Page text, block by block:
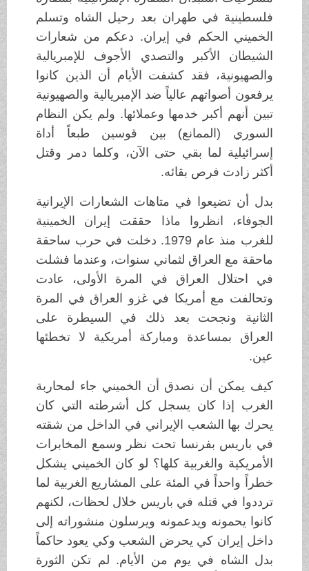
فلسطينية في طهران بعد رحيل الشاه وتسلم
الخميني الحكم في إيران. دعكم من شعارات
الشيطان الأكبر والتصدي الأجوف للإمبريالية
والصهيونية، فقد كشفت الأيام أن الذين كانوا
يرفعون أصواتهم عالياً ضد الإمبريالية والصهيونية
تبين أنهم أكبر خدمها وعملائها. ولم يكن النظام
السوري (الممانع) بين قوسين طبعاً أداة
إسرائيلية لما بقي حتى الآن، وكلما دمر وقتل
أكثر زادت فرص بقائه.
بدل أن تضيعوا في متاهات الشعارات الإيرانية
الجوفاء، انظروا ماذا حققت إيران الخمينية
للغرب منذ عام 1979. دخلت في حرب ساحقة
ماحقة مع العراق لثماني سنوات، وعندما فشلت
في احتلال العراق في المرة الأولى، عادت
وتحالفت مع أمريكا في غزو العراق في المرة
الثانية ونجحت بعد ذلك في السيطرة على
العراق بمساعدة ومباركة أمريكية لا تخطئها
عين.
كيف يمكن أن نصدق أن الخميني جاء لمحاربة
الغرب إذا كان يسجل كل أشرطته التي كان
يحرك بها الشعب الإيراني في الداخل من شقته
في باريس بفرنسا تحت نظر وسمع المخابرات
الأمريكية والغربية كلها؟ لو كان الخميني يشكل
خطراً واحداً في المئة على المشاريع الغربية لما
ترددوا في قتله في باريس خلال لحظات، لكنهم
كانوا يحمونه ويدعمونه ويرسلون منشوراته إلى
داخل إيران كي يحرض الشعب وكي يعود حاكماً
بدل الشاه في يوم من الأيام. لم تكن الثورة